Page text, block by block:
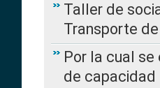
Taller de
Transporte
Por la cual
de capacidad